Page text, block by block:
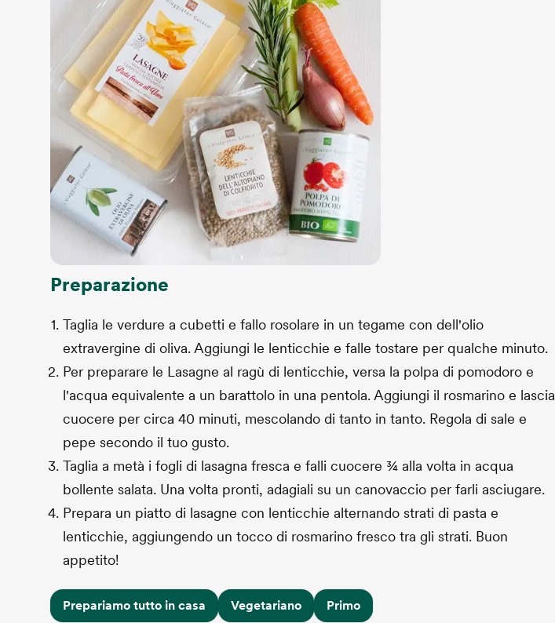
Preparazione
Taglia le verdure a cubetti e fallo rosolare in un tegame con dell'olio
extravergine di oliva. Aggiungi le lenticchie e falle tostare per qualche minuto.
Per preparare le Lasagne al ragù di lenticchie, versa la polpa di pomodoro e
l'acqua equivalente a un barattolo in una pentola. Aggiungi il rosmarino e lascia
cuocere per circa 40 minuti, mescolando di tanto in tanto. Regola di sale e
pepe secondo il tuo gusto.
Taglia a metà i fogli di lasagna fresca e falli cuocere ¾ alla volta in acqua
bollente salata. Una volta pronti, adagiali su un canovaccio per farli asciugare.
Prepara un piatto di lasagne con lenticchie alternando strati di pasta e
lenticchie, aggiungendo un tocco di rosmarino fresco tra gli strati. Buon
appetito!
Prepariamo tutto in casa Vegetariano Primo